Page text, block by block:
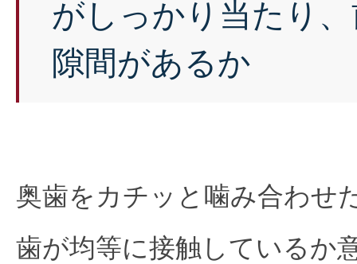
がしっかり当たり
隙間があるか
奥歯をカチッと噛み合わせ
歯が均等に接触しているか